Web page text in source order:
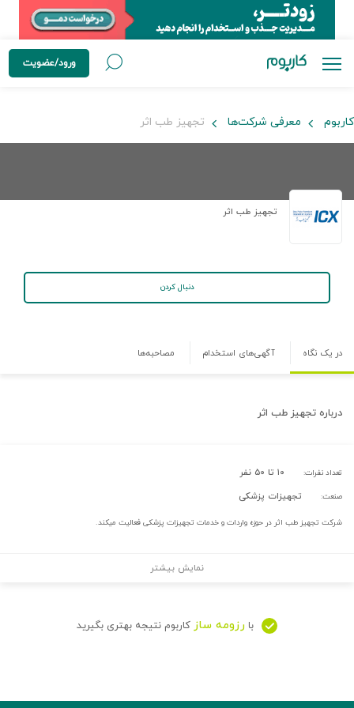
ورود/عضویت
کاربوم معرفی شرکت‌ها تجهیز طب اثر
تجهیز طب اثر
دنبال کردن
در یک نگاه آگهی‌های استخدام مصاحبه‌ها
درباره تجهیز طب اثر
تعداد نفرات: ۱۰ تا ۵۰ نفر
صنعت: تجهیزات پزشکی
شرکت تجهیز طب اثر در حوزه واردات و خدمات تجهیزات پزشکی فعالیت میکند.
نمایش بیشتر
با رزومه ساز کاربوم نتیجه بهتری بگیرید